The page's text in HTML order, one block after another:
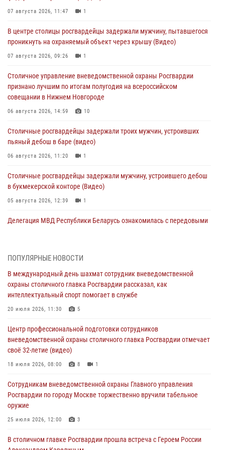
07 августа 2026, 11:47 1
В центре столицы росгвардейцы задержали мужчину, пытавшегося
проникнуть на охраняемый объект через крышу (Видео)
07 августа 2026, 09:26 1
Столичное управление вневедомственной охраны Росгвардии
признано лучшим по итогам полугодия на всероссийском
совещании в Нижнем Новгороде
06 августа 2026, 14:59 10
Столичные росгвардейцы задержали троих мужчин, устроивших
пьяный дебош в баре (видео)
06 августа 2026, 11:20 1
Столичные росгвардейцы задержали мужчину, устроившего дебош
в букмекерской конторе (Видео)
05 августа 2026, 12:39 1
Делегация МВД Республики Беларусь ознакомилась с передовыми
управления Росгвардии по городу Москве заняли первое место в
чемпионате столичного главка ведомства по самбо и боевому
самбо (ВИДЕО)
04 августа 2026, 14:00
В Москве росгвардейцы задержали подозреваемого в нападении
на охранника торгового центра (видео)
04 августа 2026, 08:00
находящегося в федеральном розыске (видео)
03 августа 2026, 12:00
Московские росгвардейцы пришли на помощь семье, у которой
ПОПУЛЯРНЫЕ НОВОСТИ
В международный день шахмат сотрудник вневедомственной
охраны столичного главка Росгвардии рассказал, как
интеллектуальный спорт помогает в службе
20 июля 2026, 11:30 5
Центр профессиональной подготовки сотрудников
вневедомственной охраны столичного главка Росгвардии отмечает
своё 32-летие (видео)
18 июля 2026, 08:00 8 1
Сотрудникам вневедомственной охраны Главного управления
Росгвардии по городу Москве торжественно вручили табельное
оружие
25 июля 2026, 12:00 3
В столичном главке Росгвардии прошла встреча с Героем России